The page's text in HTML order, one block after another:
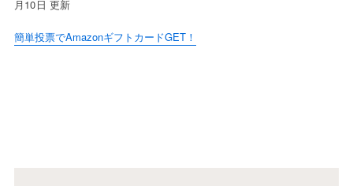
月10日 更新
簡単投票でAmazonギフトカードGET！